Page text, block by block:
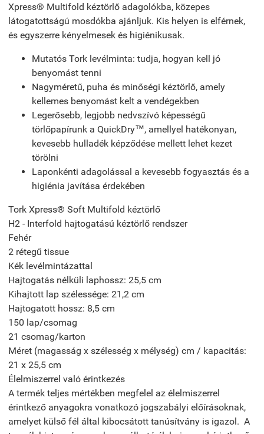
Xpress® Multifold kéztörlő adagolókba, közepes
látogatottságú mosdókba ajánljuk. Kis helyen is elférnek,
és egyszerre kényelmesek és higiénikusak.
Mutatós Tork levélminta: tudja, hogyan kell jó
benyomást tenni
Nagyméretű, puha és minőségi kéztörlő, amely
kellemes benyomást kelt a vendégekben
Legerősebb, legjobb nedvszívó képességű
törlőpapírunk a QuickDry™, amellyel hatékonyan,
kevesebb hulladék képződése mellett lehet kezet
törölni
Laponkénti adagolással a kevesebb fogyasztás és a
higiénia javítása érdekében
Tork Xpress® Soft Multifold kéztörlő
H2 - Interfold hajtogatású kéztörlő rendszer
Fehér
2 rétegű tissue
Kék levélmintázattal
Hajtogatás nélküli laphossz: 25,5 cm
Kihajtott lap szélessége: 21,2 cm
Hajtogatott hossz: 8,5 cm
150 lap/csomag
21 csomag/karton
Méret (magasság x szélesség x mélység) cm / kapacitás:
21 x 25,5 cm
Élelmiszerrel való érintkezés
A termék teljes mértékben megfelel az élelmiszerrel
érintkező anyagokra vonatkozó jogszabályi előírásoknak,
amelyet külső fél által kibocsátott tanúsítvány is igazol. A